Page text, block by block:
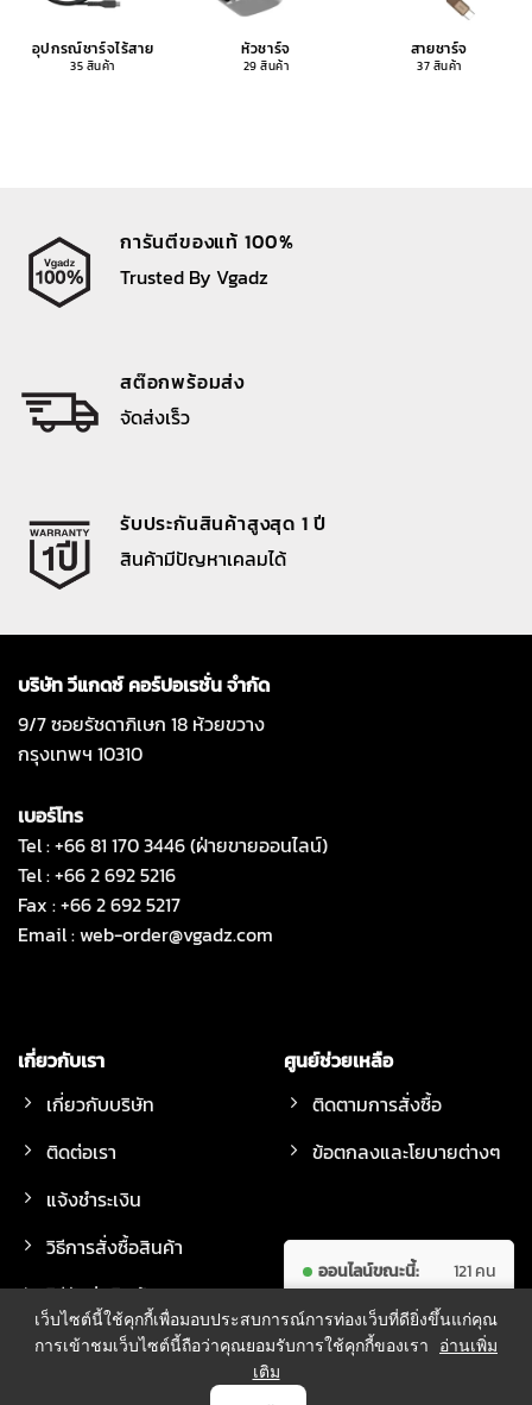
อุปกรณ์ชาร์จไร้สาย
35 สินค้า
หัวชาร์จ
29 สินค้า
สายชาร์จ
37 สินค้า
การันตีของแท้ 100%
Trusted By Vgadz
สต๊อกพร้อมส่ง
จัดส่งเร็ว
รับประกันสินค้าสูงสุด 1 ปี
สินค้ามีปัญหาเคลมได้
บริษัท วีแกดซ์ คอร์ปอเรชั่น จำกัด
9/7 ซอยรัชดาภิเษก 18 ห้วยขวาง
กรุงเทพฯ 10310
เบอร์โทร
Tel : +66 81 170 3446 (ฝ่ายขายออนไลน์)
Tel : +66 2 692 5216
Fax : +66 2 692 5217
Email :web-order@vgadz.com
เกี่ยวกับเรา
เกี่ยวกับบริษัท
ติดต่อเรา
แจ้งชำระเงิน
วิธีการสั่งซื้อสินค้า
วิธีจัดส่งสินค้า
ศูนย์ช่วยเหลือ
ติดตามการสั่งซื้อ
ข้อตกลงและโยบายต่างๆ
ออนไลน์ขณะนี้:
121 คน
ทั้งหมด:
7,606,421
คน
เว็บไซต์นี้ใช้คุกกี้เพื่อมอบประสบการณ์การท่องเว็บที่ดียิ่งขึ้นแก่คุณ
การเข้าชมเว็บไซต์นี้ถือว่าคุณยอมรับการใช้คุกกี้ของเรา
อ่านเพิ่ม
เติม